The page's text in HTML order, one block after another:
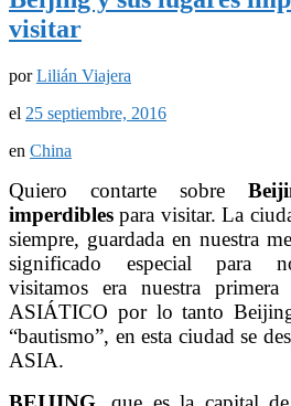
visitar
porLilián Viajera
el 25 septiembre, 2016
en China
Quiero contarte sobre
imperdiblespara visitar. La
siempre, guardada en nuestra
significado especial para
visitamos era nuestra
ASIÁTICO por lo tanto
“bautismo”, en esta ciudad se
ASIA.